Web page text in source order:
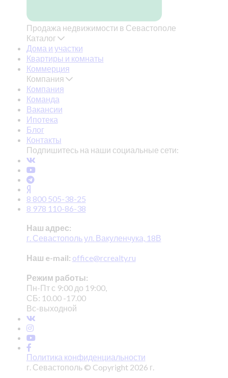
Продажа недвижимости в Севастополе
Каталог
Дома и участки
Квартиры и комнаты
Коммерция
Компания
Компания
Команда
Вакансии
Ипотека
Блог
Контакты
Подпишитесь на наши социальные сети:
8 800 505-38-25
8 978 110-86-38
Наш адрес:
г. Севастополь ул. Вакуленчука, 18В
Наш e-mail: office@rcrealty.ru
Режим работы:
Пн-Пт с 9:00 до 19:00,
СБ: 10.00 -17.00
Вс-выходной
Политика конфиденциальности
г. Севастополь © Copyright 2026 г.